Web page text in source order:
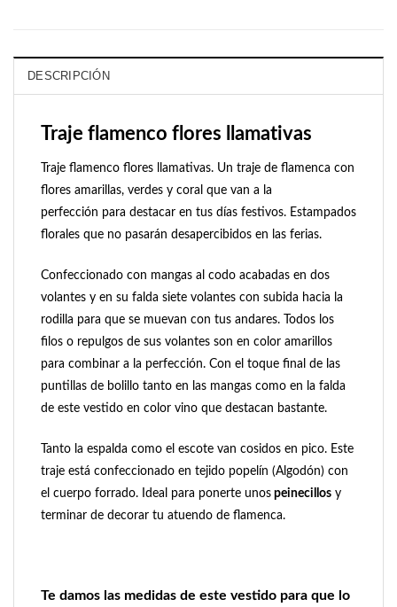
DESCRIPCIÓN
Traje flamenco flores llamativas
Traje flamenco flores llamativas. Un traje de flamenca con
flores amarillas, verdes y coral que van a la
perfección para destacar en tus días festivos. Estampados
florales que no pasarán desapercibidos en las ferias.
Confeccionado con mangas al codo acabadas en dos
volantes y en su falda siete volantes con subida hacia la
rodilla para que se muevan con tus andares. Todos los
filos o repulgos de sus volantes son en color amarillos
para combinar a la perfección. Con el toque final de las
puntillas de bolillo tanto en las mangas como en la falda
de este vestido en color vino que destacan bastante.
Tanto la espalda como el escote van cosidos en pico. Este
traje está confeccionado en tejido popelín (Algodón) con
el cuerpo forrado. Ideal para ponerte unos peinecillos y
terminar de decorar tu atuendo de flamenca.
Te damos las medidas de este vestido para que lo